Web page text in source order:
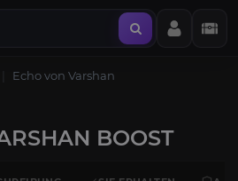
Echo von Varshan
BOOST